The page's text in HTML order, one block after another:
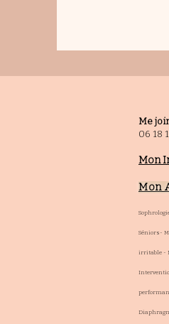
Me
06 18
Mon
Mon
Séniors-
irritable -